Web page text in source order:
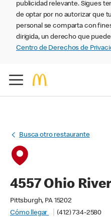
publicidad relevante. Sigues
de optar por no autorizar que
personal se comparta con
dirigida, un derecho que
Centro de Derechos de
Busca otro restaurante
4557 Ohio
Pittsburgh, PA 15202
Cómo llegar
(412) 734-2580